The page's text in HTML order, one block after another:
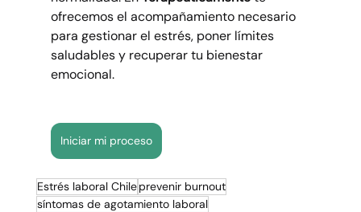
ofrecemos el acompañamiento necesario
para gestionar el estrés, poner límites
saludables y recuperar tu bienestar
emocional.
Iniciar mi proceso
Estrés laboral Chileprevenir burnout
síntomas de agotamiento laboral